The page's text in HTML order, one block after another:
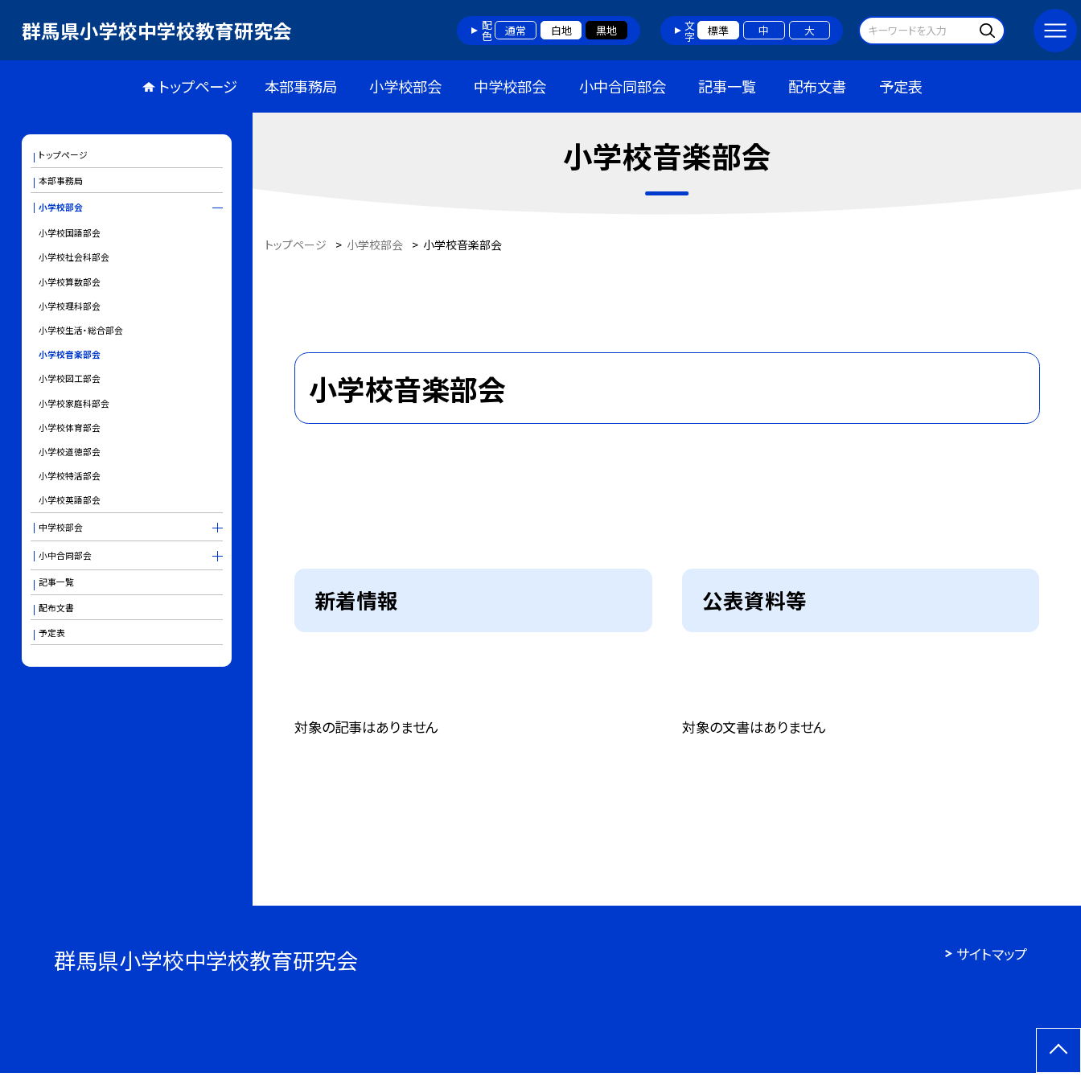
群馬県小学校中学校教育研究会 配色 通常 白地 黒地 文字 標準 中 大
トップページ 本部事務局 小学校部会 中学校部会 小中合同部会 記事一覧 配布文書 予定表
小学校音楽部会
トップページ > 小学校部会 > 小学校音楽部会
小学校音楽部会
新着情報
対象の記事はありません
公表資料等
対象の文書はありません
トップページ
本部事務局
小学校部会
小学校国語部会
小学校社会科部会
小学校算数部会
小学校理科部会
小学校生活・総合部会
小学校音楽部会
小学校図工部会
小学校家庭科部会
小学校体育部会
小学校道徳部会
小学校特活部会
小学校英語部会
中学校部会
小中合同部会
記事一覧
配布文書
予定表
群馬県小学校中学校教育研究会 サイトマップ